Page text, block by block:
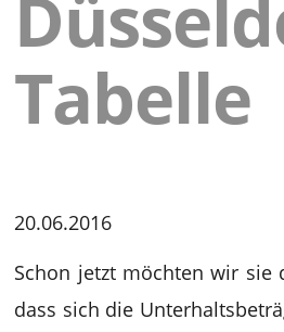
Tabelle
20.06.2016
Schon jetzt möchten wir sie
dass sich die